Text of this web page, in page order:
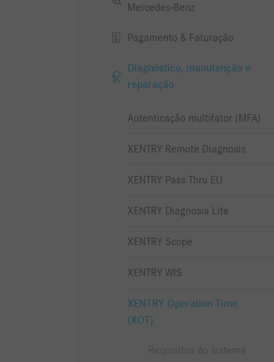
Mercedes-Benz
Pagamento & Faturação
Diagnóstico, manutenção e
reparação
Autenticação multifator (MFA)
XENTRY Remote Diagnosis
XENTRY Pass Thru EU
XENTRY Diagnosis Lite
XENTRY Scope
XENTRY WIS
XENTRY Operation Time
(XOT)